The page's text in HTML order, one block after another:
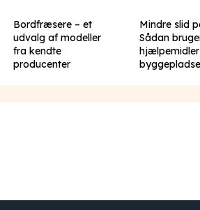
Bordfræsere – et
udvalg af modeller
fra kendte
producenter
Mindre slid
Sådan